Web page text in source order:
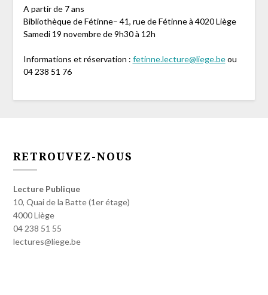
A partir de 7 ans
Bibliothèque de Fétinne– 41, rue de Fétinne à 4020 Liège
Samedi 19 novembre de 9h30 à 12h
Informations et réservation : fetinne.lecture@liege.beou
04 238 51 76
RETROUVEZ-NOUS
Lecture Publique
10, Quai de la Batte (1er étage)
4000 Liège
04 238 51 55
lectures@liege.be